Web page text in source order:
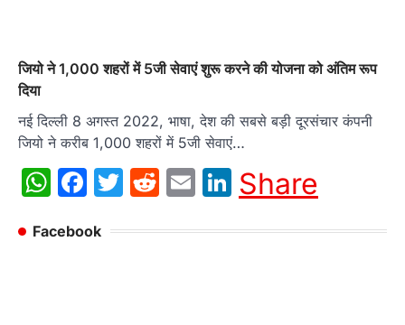
जियो ने 1,000 शहरों में 5जी सेवाएं शुरू करने की योजना को अंतिम रूप
दिया
नई दिल्ली 8 अगस्त 2022, भाषा, देश की सबसे बड़ी दूरसंचार कंपनी
जियो ने करीब 1,000 शहरों में 5जी सेवाएं…
WhatsApp
Facebook
Twitter
Reddit
EmailLinkedIn
Share
Facebook